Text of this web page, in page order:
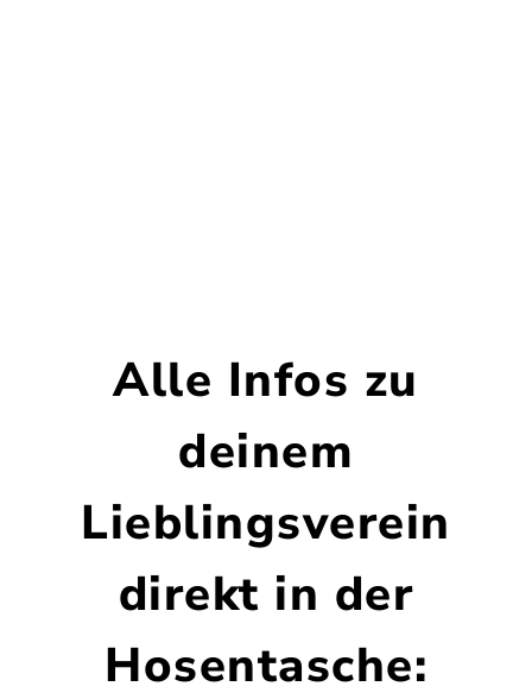
Alle Infos zu
deinem
Lieblingsverein
direkt in der
Hosentasche: